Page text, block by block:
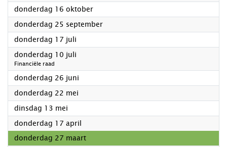
donderdag 16 oktober2025
donderdag 25 september2025
donderdag 17 juli
donderdag 10 juli
Financiële raad
donderdag 26 juni
donderdag 22 mei
dinsdag 13 mei
donderdag 17 april
donderdag 27 maart2025